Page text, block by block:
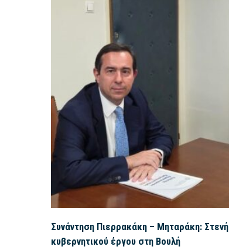
Συνάντηση Πιερρακάκη – Μηταράκη:
κυβερνητικού έργου στη Βουλή